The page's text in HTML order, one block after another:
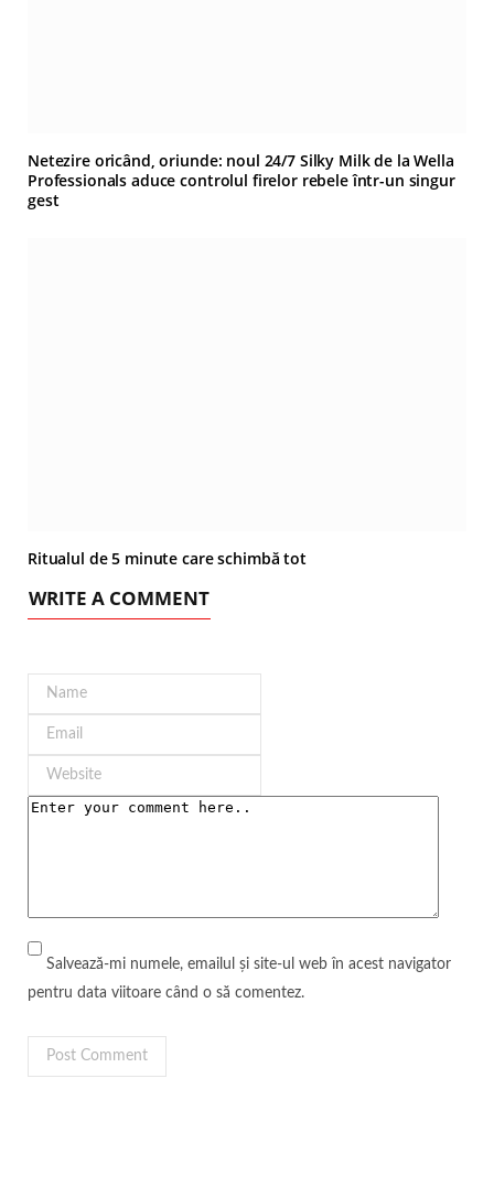
Netezire oricând, oriunde: noul 24/7 Silky Milk de la Wella
Professionals aduce controlul firelor rebele într-un singur
gest
Ritualul de 5 minute care schimbă tot
WRITE A COMMENT
Salvează-mi numele, emailul și site-ul web în acest navigator
pentru data viitoare când o să comentez.